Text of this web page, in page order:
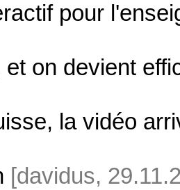
pour
et on devient
la vidéo
[davidus,